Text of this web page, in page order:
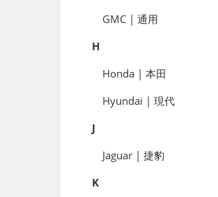
GMC | 通用
H
Honda | 本田
Hyundai | 現代
J
Jaguar | 捷豹
K